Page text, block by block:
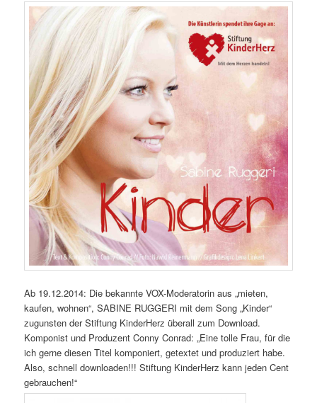
Ab 19.12.2014: Die bekannte VOX-Moderatorin aus „mieten,
kaufen, wohnen“, SABINE RUGGERI mit dem Song „Kinder“
zugunsten der Stiftung KinderHerz überall zum Download.
Komponist und Produzent Conny Conrad: „Eine tolle Frau, für die
ich gerne diesen Titel komponiert, getextet und produziert habe.
Also, schnell downloaden!!! Stiftung KinderHerz kann jeden Cent
gebrauchen!“